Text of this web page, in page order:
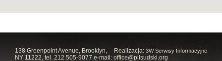
Realizacja: 3W Serwisy Informacyjne
138 Greenpoint Avenue, Brooklyn,
NY 11222, tel. 212 505-9077 e-mail: office@pilsudski.org